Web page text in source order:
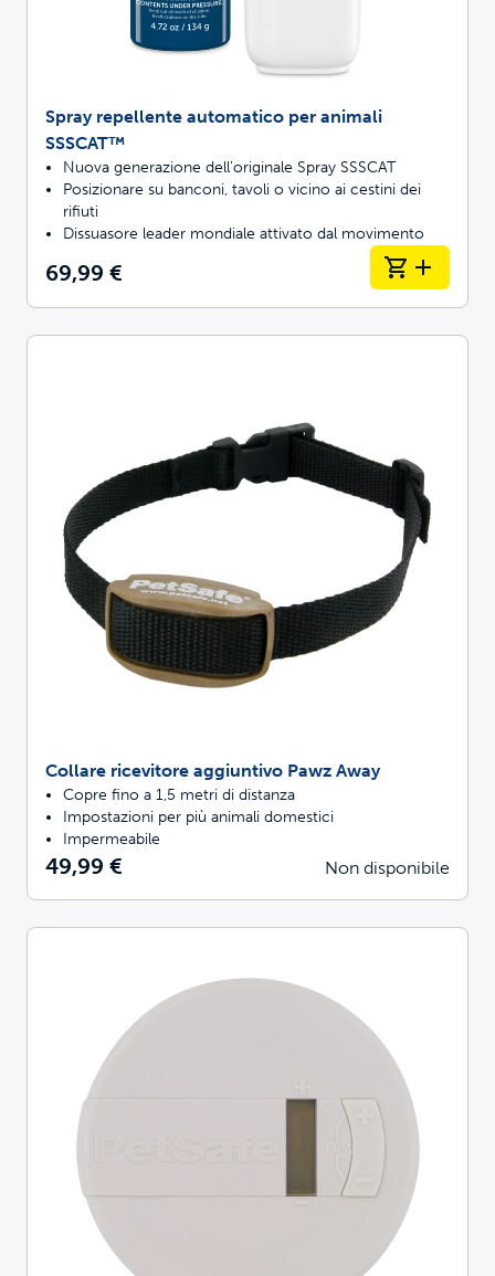
Spray repellente automatico per animali
SSSCAT™
Nuova generazione dell'originale Spray SSSCAT
Posizionare su banconi, tavoli o vicino ai cestini dei
rifiuti
Dissuasore leader mondiale attivato dal movimento
69,99 €
Collare ricevitore aggiuntivo Pawz Away
Copre fino a 1,5 metri di distanza
Impostazioni per più animali domestici
Impermeabile
49,99 € Non disponibile